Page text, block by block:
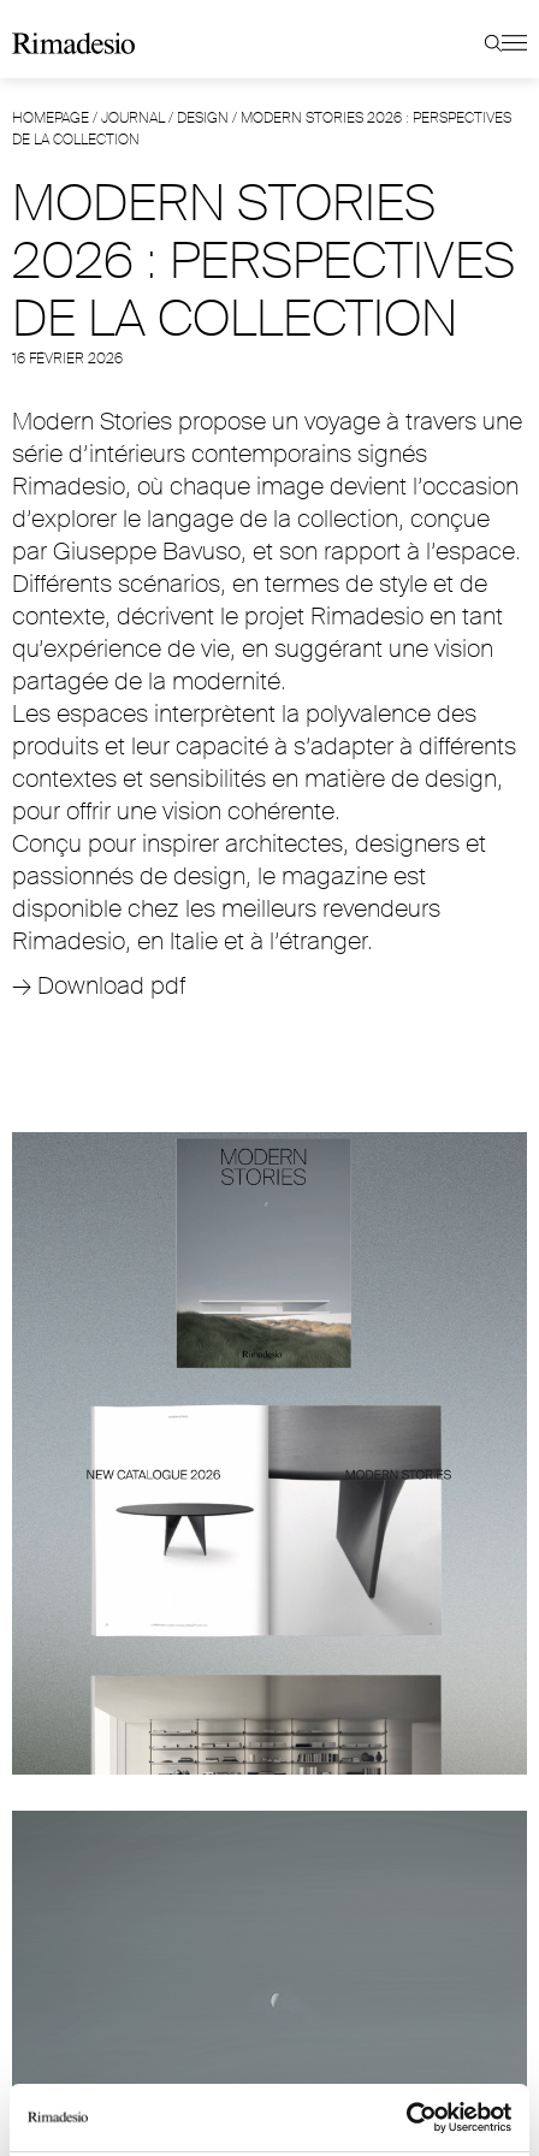
HOMEPAGE/JOURNAL/ DESIGN / MODERN STORIES 2026 : PERSPECTIVES
DE LA COLLECTION
MODERN STORIES
2026 : PERSPECTIVES
DE LA COLLECTION
16 FÉVRIER 2026
Modern Stories propose un voyage à travers une
série d’intérieurs contemporains signés
Rimadesio, où chaque image devient l’occasion
d’explorer le langage de la collection, conçue
par Giuseppe Bavuso, et son rapport à l’espace.
Différents scénarios, en termes de style et de
contexte, décrivent le projet Rimadesio en tant
qu’expérience de vie, en suggérant une vision
partagée de la modernité.
Les espaces interprètent la polyvalence des
produits et leur capacité à s’adapter à différents
contextes et sensibilités en matière de design,
pour offrir une vision cohérente.
Conçu pour inspirer architectes, designers et
passionnés de design, le magazine est
disponible chez les meilleurs revendeurs
Rimadesio, en Italie et à l’étranger.
→ Download pdf